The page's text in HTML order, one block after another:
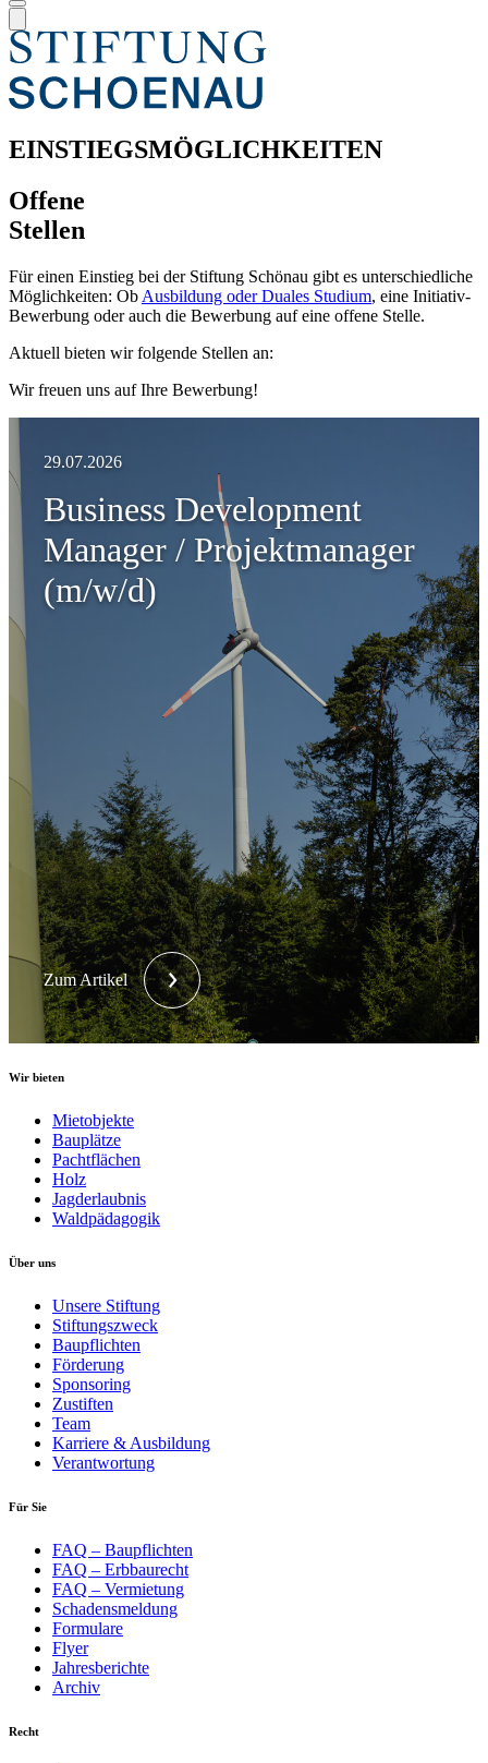
EINSTIEGSMÖGLICHKEITEN
Offene
Stellen
Für einen Einstieg bei der Stiftung Schönau gibt es unterschiedliche
Möglichkeiten: Ob Ausbildung oder Duales Studium, eine Initiativ-
Bewerbung oder auch die Bewerbung auf eine offene Stelle.
Aktuell bieten wir folgende Stellen an:
Wir freuen uns auf Ihre Bewerbung!
29.07.2026
Business Development
Manager / Projektmanager
(m/w/d)
Zum Artikel
Wir bieten
Mietobjekte
Bauplätze
Pachtflächen
Holz
Jagderlaubnis
Waldpädagogik
Über uns
Unsere Stiftung
Stiftungszweck
Baupflichten
Förderung
Sponsoring
Zustiften
Team
Karriere & Ausbildung
Verantwortung
Für Sie
FAQ – Baupflichten
FAQ – Erbbaurecht
FAQ – Vermietung
Schadensmeldung
Formulare
Flyer
Jahresberichte
Archiv
Recht